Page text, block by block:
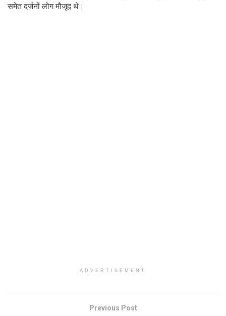
समेत दर्जनों लोग मौजूद थे।
ADVERTISEMENT
Previous Post